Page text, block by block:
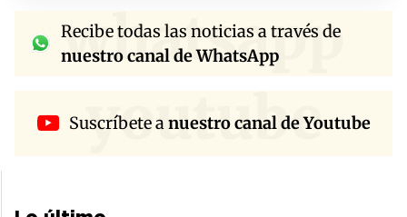
whatsapp
Recibe todas las noticias a través de
nuestro canal de WhatsApp
youtube
Suscríbete anuestro canal de Youtube